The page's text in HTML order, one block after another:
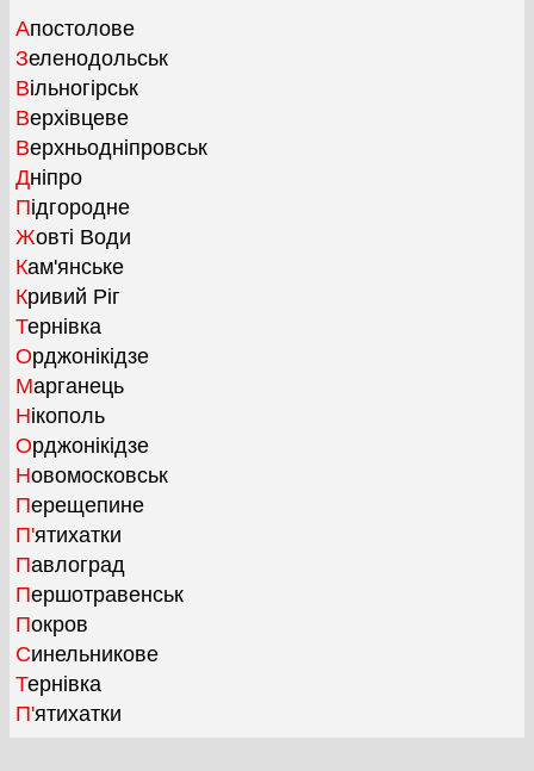
Апостолове
Зеленодольськ
Вільногірськ
Верхівцеве
Верхньодніпровськ
Дніпро
Підгородне
Жовті Води
Кам'янське
Кривий Ріг
Тернівка
Орджонікідзе
Марганець
Нікополь
Орджонікідзе
Новомосковськ
Перещепине
П'ятихатки
Павлоград
Першотравенськ
Покров
Синельникове
Тернівка
П'ятихатки